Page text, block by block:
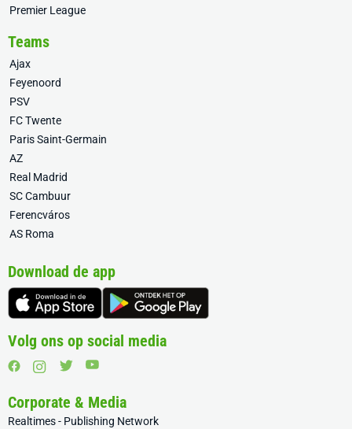
Premier League
Teams
Ajax
Feyenoord
PSV
FC Twente
Paris Saint-Germain
AZ
Real Madrid
SC Cambuur
Ferencváros
AS Roma
Download de app
Volg ons op social media
Corporate & Media
Realtimes - Publishing Network